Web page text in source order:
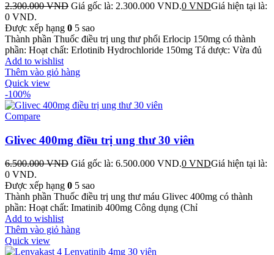
2.300.000VND Giá gốc là: 2.300.000 VND.0 VNDGiá hiện tại là:
0 VND.
Được xếp hạng 0 5 sao
Thành phần Thuốc điều trị ung thư phổi Erlocip 150mg có thành
phần: Hoạt chất: Erlotinib Hydrochloride 150mg Tá dược: Vừa đủ
Add to wishlist
Thêm vào giỏ hàng
Quick view
-100%
Compare
Glivec 400mg điều trị ung thư 30 viên
6.500.000VND Giá gốc là: 6.500.000 VND.0 VNDGiá hiện tại là:
0 VND.
Được xếp hạng 0 5 sao
Thành phần Thuốc điều trị ung thư máu Glivec 400mg có thành
phần: Hoạt chất: Imatinib 400mg Công dụng (Chỉ
Add to wishlist
Thêm vào giỏ hàng
Quick view